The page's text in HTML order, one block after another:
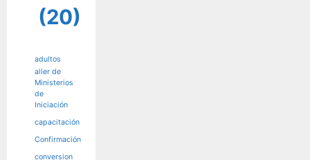
(20)
adultos
aller de
Ministerios
de
Iniciación
capacitación
Confirmación
conversion